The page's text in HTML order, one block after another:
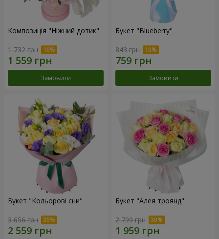
Композиція "Ніжний дотик"
1 732 грн
Замовити
Букет "Blueberry"
843 грн
Замовити
Букет "Кольорові сни"
3 656 грн
Букет "Алея троянд"
2 799 грн